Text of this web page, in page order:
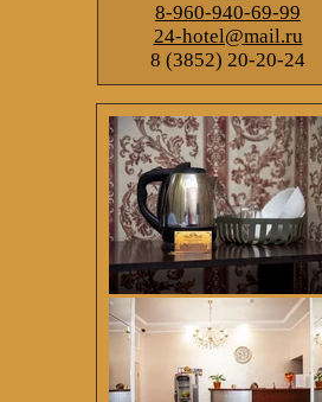
8-960-940-69-99
24-hotel@mail.ru
8 (3852) 20-20-24